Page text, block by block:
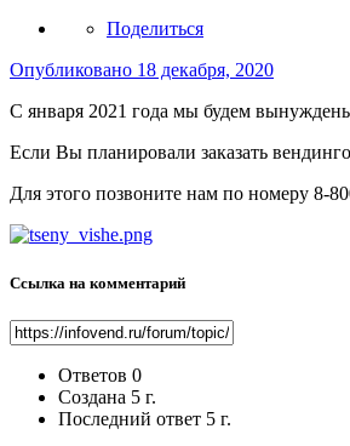
Поделиться
Опубликовано 18 декабря, 2020
С января 2021 года мы будем
Если Вы планировали заказать
Для этого позвоните нам по номеру 8-
Ссылка на комментарий
Ответов 0
Создана 5 г.
Последний ответ 5 г.